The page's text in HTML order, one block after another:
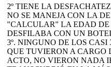
2º TIENE LA
NO SE MANEJA CON LA
"CALCULAR" LA EDAD DE
DESFILABA CON UN
3º. NINGUNO DE LOS
QUE TUVIERON A CARGO
ACTO, NO VIERON NADA